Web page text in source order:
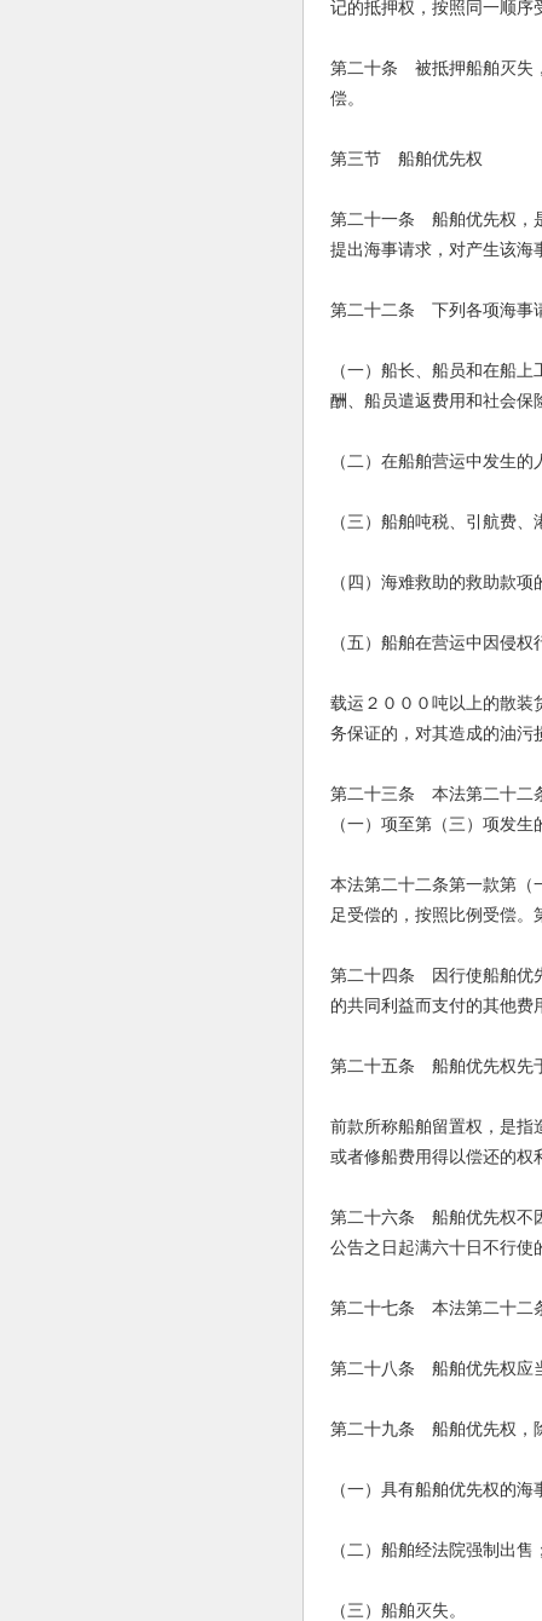
记的抵押权，按照同一顺序
第二十条 被抵押船舶灭失
偿。
第三节 船舶优先权
第二十一条 船舶优先权，
提出海事请求，对产生该海
第二十二条 下列各项海事
（一）船长、船员和在船
酬、船员遣返费用和社会保
（二）在船舶营运中发生
（三）船舶吨税、引航费
（四）海难救助的救助款项
（五）船舶在营运中因侵
载运２０００吨以上的散装
务保证的，对其造成的油污
第二十三条 本法第二十二
（一）项至第（三）项发
本法第二十二条第一款第（
足受偿的，按照比例受偿
第二十四条 因行使船舶优
的共同利益而支付的其他
第二十五条 船舶优先权先
前款所称船舶留置权，是指
或者修船费用得以偿还的权
第二十六条 船舶优先权不
公告之日起满六十日不行使
第二十七条 本法第二十二
第二十八条 船舶优先权应
第二十九条 船舶优先权，
（一）具有船舶优先权的
（二）船舶经法院强制出售
（三）船舶灭失。